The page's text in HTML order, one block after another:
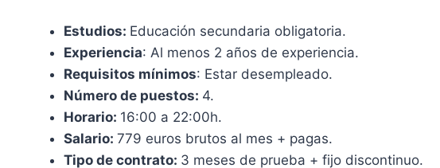
Estudios: Educación secundaria obligatoria.
Experiencia: Al menos 2 años de experiencia.
Requisitos mínimos: Estar desempleado.
Número de puestos: 4.
Horario: 16:00 a 22:00h.
Salario: 779 euros brutos al mes + pagas.
Tipo de contrato: 3 meses de prueba + fijo discontinuo.